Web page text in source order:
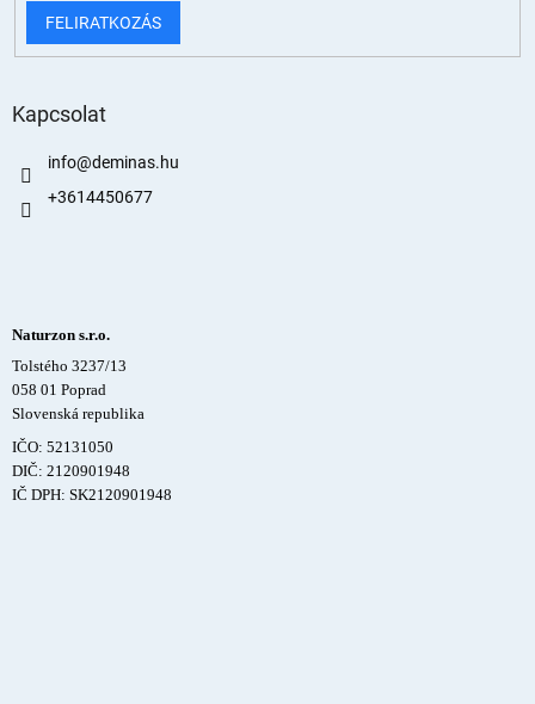
FELIRATKOZÁS
Kapcsolat
info@deminas.hu
+3614450677
Naturzon s.r.o.
Tolstého 3237/13
058 01 Poprad
Slovenská republika
IČO: 52131050
DIČ: 2120901948
IČ DPH: SK2120901948